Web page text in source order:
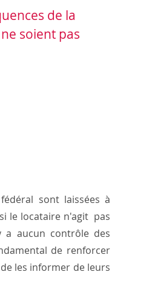
de la
soient pas
sont laissées à
le locataire n'agit pas
aucun contrôle des
de renforcer
les informer de leurs